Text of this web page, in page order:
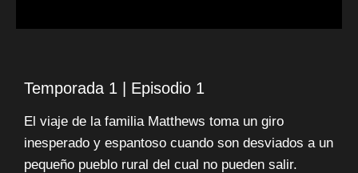
Temporada 1 | Episodio 1
El viaje de la familia Matthews toma un giro
inesperado y espantoso cuando son desviados a un
pequeño pueblo rural del cual no pueden salir.